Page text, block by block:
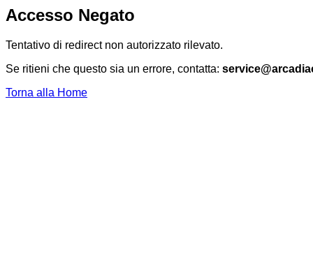
Accesso Negato
Tentativo di redirect non autorizzato rilevato.
Se ritieni che questo sia un errore, contatta:
Torna alla Home